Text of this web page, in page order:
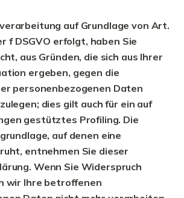
auf Grundlage von Art.
f DSGVO erfolgt, haben Sie
aus Gründen, die sich aus Ihrer
ergeben, gegen die
personenbezogenen Daten
dies gilt auch für ein auf
gestütztes Profiling. Die
auf denen eine
entnehmen Sie dieser
Wenn Sie Widerspruch
wir Ihre betroffenen